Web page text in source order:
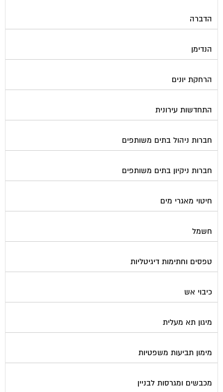
הדברה
הנדימן
הרחקת יונים
התחדשות עירונית
חברות ניהול בתים משותפים
חברות ניקיון בתים משותפים
חיטוי מאגרי מים
חשמל
טפסים וחתימות דיגיטליות
כיבוי אש
מיגון תא מעלית
מימון תביעות משפטיות
מכבשים ומגרסות לבניין